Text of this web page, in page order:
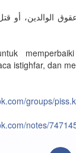
وعقوق الوالدين،
istighfar, dan
groups/
notes/